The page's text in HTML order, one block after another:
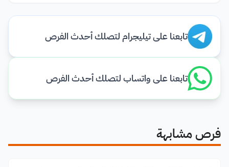
تابعنا على تيليجرام لتصلك أحدث الفرص
تابعنا على واتساب لتصلك أحدث الفرص
فرص مشابهة